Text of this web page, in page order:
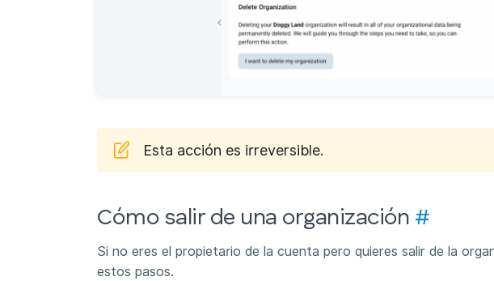
Esta acción es irreversible.
Cómo salir de una organización #
Si no eres el propietario de la cuenta pero quieres salir de la
estos pasos.